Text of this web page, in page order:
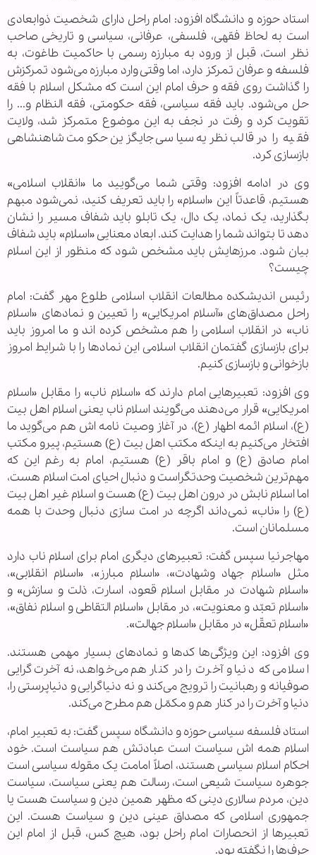
استاد حوزه و دانشگاه افزود: امام راحل دارای شخصیت ذوابعادی
است به لحاظ فقهی، فلسفی، عرفانی، سیاسی و تاریخی صاحب
نظر است، قبل از ورود به مبارزه رسمی با حاکمیت طاغوت، به
فلسفه و عرفان تمرکز دارد، اما وقتی وارد مبارزه می‌شود تمرکزش
را گذاشت روی فقه و حرف امام این است که مشکل اسلام با فقه
حل می‌شود. باید فقه سیاسی، فقه حکومتی، فقه النظام و... را
تقویت کرد و رفت در نجف به این موضوع متمرکز شد، ولایت
فقیه را در قالب نظریه سیاسی جایگزین حکومت شاهنشاهی
بازسازی کرد.
وی در ادامه افزود: وقتی شما می‌گویید ما «انقلاب اسلامی»
هستیم، قاعدتاً این «اسلام» را باید تعریف کنید، نمی‌شود مبهم
بگذارید، یک نماد، یک دال، یک تابلو باید شفاف مسیر را نشان
دهد تا بتواند شما را هدایت کند. ابعاد معنایی «اسلام» باید شفاف
بیان شود. مرزهایش باید مشخص شود که منظور از این اسلام
چیست؟
رئیس اندیشکده مطالعات انقلاب اسلامی طلوع مهر گفت: امام
راحل مصداق‌های «آسلام امریکایی» را تعیین و نماد‌های «اسلام
ناب» در انقلاب اسلامی را هم مشخص کرده اند و ما امروز باید
برای بازسازی گفتمان انقلاب اسلامی این نماد‌ها را با شرایط امروز
بازخوانی و بازسازی کنیم.
وی افزود: تعبیر‌هایی امام دارند که «اسلام ناب» را مقابل «اسلام
امریکایی» قرار می‌دهند می‌گویند اسلام ناب یعنی اسلام اهل بیت
(ع)، اسلام ائمه اطهار (ع)، در آغاز وصیت نامه اش هم می‌گوید ما
افتخار می‌کنیم به اینکه مکتب اهل بیت (ع) هستیم، پیرو مکتب
امام صادق (ع) و امام باقر (ع) هستیم، امام به رغم این که
مهم‌ترین شخصیت وحدتگراست و دنبال احیای امت اسلام هست،
اما اسلام نابش در درون اهل بیت (ع) هست و اسلام غیر اهل بیت
(ع) را «ناب» نمی‌داند اگرچه در امت سازی دنبال وحدت با همه
مسلمانان است.
مهاجرنیا سپس گفت: تعبیر‌های دیگری امام برای اسلام ناب دارد
مثل «اسلام جهاد وشهادت»، «اسلام مبارز»، «اسلام انقلابی»،
«اسلام شهادت در مقابل اسلام قعود، اسارت، ذلت و سازش» و
«اسلام تعبّد و معنویت»، در مقابل «اسلام التقاطی و اسلام نفاق»،
«اسلام تعقّل» در مقابل «اسلام جهالت».
وی افزود: این ویژگی‌ها کد‌ها و نماد‌های بسیار مهمی هستند.
اسلامی که دنیا و آخرت را در کنار هم می‌خواهد، نه آخرت گرایی
صوفیانه و رهبانیت را ترویج می‌کند و نه دنیاگرایی و دنیاپرستی را،
دنیا و آخرت را در کنار هم و مکمّل هم مطرح می‌کند.
استاد فلسفه سیاسی حوزه و دانشگاه سپس گفت: به تعبیر امام،
اسلام همه اش سیاست است عبادتش هم سیاست است. خود
احکام اسلام سیاسی هستند، اصلاً امامت یک مقوله سیاسی است
جوهره سیاست شیعی است، رسالت هم یعنی سیاست، سیاست
دین، مردم سالاری دینی که مظهر همین دین و سیاست هست یا
جمهوری اسلامی که مصداق عینی دین و سیاست هست. این
تعبیر‌ها از انحصارات امام راحل بود، هیچ کس، قبل از امام این
حرف‌ها را نگفته بود.